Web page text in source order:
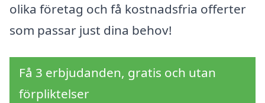
olika företag och få kostnadsfria offerter
som passar just dina behov!
Få 3 erbjudanden, gratis och utan
förpliktelser